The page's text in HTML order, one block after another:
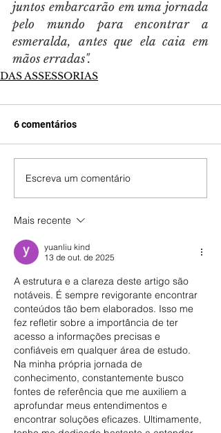
juntos embarcarão em uma jornada
pelo mundo para encontrar a
esmeralda, antes que ela caia em
mãos erradas".
DAS ASSESSORIAS
6 comentários
Escreva um comentário
Mais recente
yuanliu kind
13 de out. de 2025
A estrutura e a clareza deste artigo são
notáveis. É sempre revigorante encontrar
conteúdos tão bem elaborados. Isso me
fez refletir sobre a importância de ter
acesso a informações precisas e
confiáveis em qualquer área de estudo.
Na minha própria jornada de
conhecimento, constantemente busco
fontes de referência que me auxiliem a
aprofundar meus entendimentos e
encontrar soluções eficazes. Ultimamente,